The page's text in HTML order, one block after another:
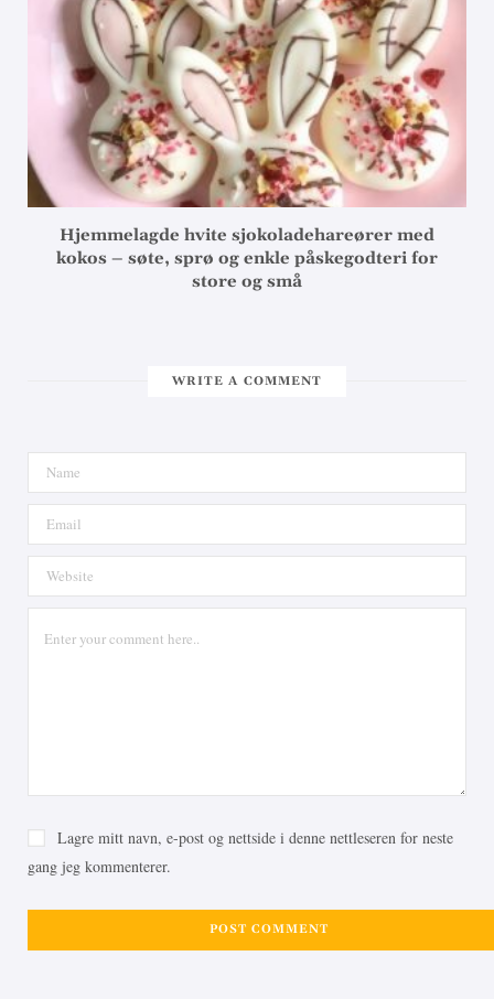
Hjemmelagde hvite sjokoladehareører med
kokos – søte, sprø og enkle påskegodteri for
store og små
WRITE A COMMENT
Lagre mitt navn, e-post og nettside i denne nettleseren for neste
gang jeg kommenterer.